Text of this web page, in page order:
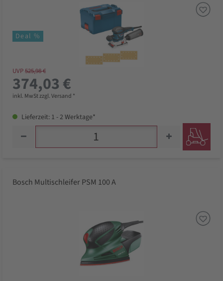
Deal %
UVP525,98 €
374,03 €
inkl. MwSt zzgl. Versand *
Lieferzeit: 1 - 2 Werktage*
Bosch Multischleifer PSM 100 A